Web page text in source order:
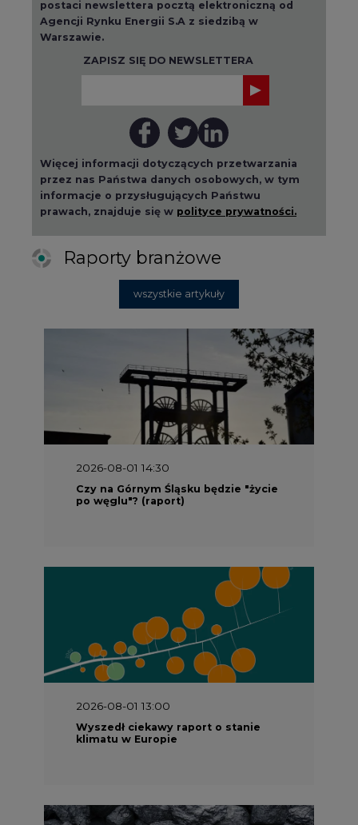
postaci newslettera pocztą elektroniczną od
Agencji Rynku Energii S.A z siedzibą w
Warszawie.
ZAPISZ SIĘ DO NEWSLETTERA
Więcej informacji dotyczących przetwarzania
przez nas Państwa danych osobowych, w tym
informacje o przysługujących Państwu
prawach, znajduje się w polityce prywatności.
Raporty branżowe
wszystkie artykuły
2026-08-01 14:30
Czy na Górnym Śląsku będzie "życie
po węglu"? (raport)
2026-08-01 13:00
Wyszedł ciekawy raport o stanie
klimatu w Europie